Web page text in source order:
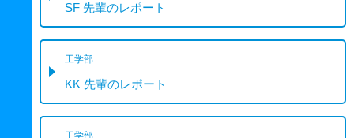
SF 先輩のレポート
工学部
KK 先輩のレポート
工学部